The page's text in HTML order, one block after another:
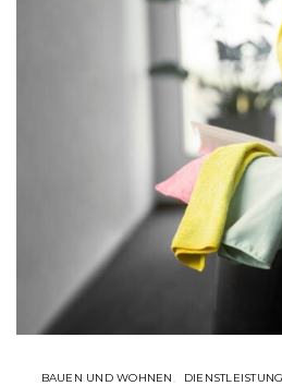
BAUEN UND WOHNEN DIENSTLEISTUNG